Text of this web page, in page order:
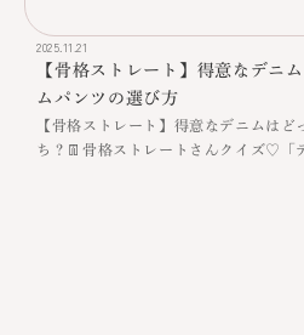
2025.11.21
【骨格ストレート】得意なデニ
ムパンツの選び方
【骨格ストレート】得意なデニムはど
ち？👖骨格ストレートさんクイズ♡「